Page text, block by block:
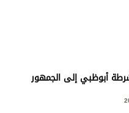
أبوظبي إلى الجمهور